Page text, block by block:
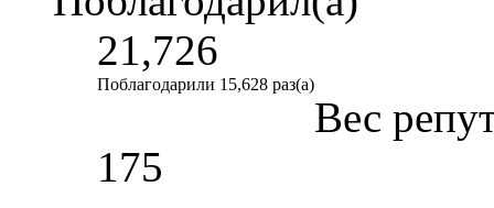
21,726
Поблагодарили 15,628 раз(а)
Вес
175